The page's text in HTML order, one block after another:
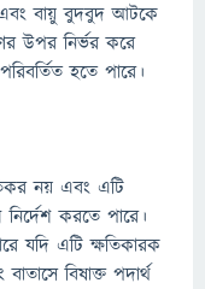
এবং বায়ু বুদবুদ আটকে
উপর নির্ভর করে
হতে পারে।
নয় এবং এটি
করতে পারে।
যদি এটি ক্ষতিকারক
বিষাক্ত পদার্থ